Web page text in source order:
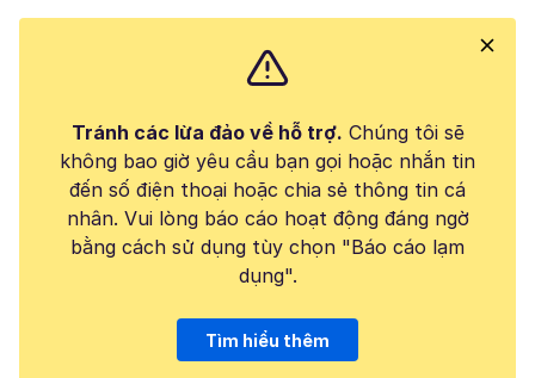
Tránh các lừa đảo về hỗ trợ. Chúng tôi sẽ
không bao giờ yêu cầu bạn gọi hoặc nhắn tin
đến số điện thoại hoặc chia sẻ thông tin cá
nhân. Vui lòng báo cáo hoạt động đáng ngờ
bằng cách sử dụng tùy chọn "Báo cáo lạm
dụng".
Tìm hiểu thêm